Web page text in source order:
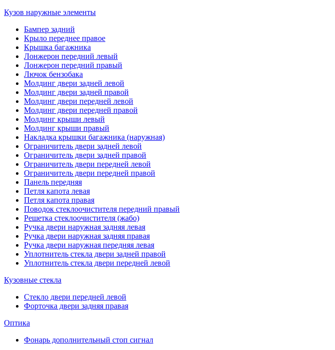
Кузов наружные элементы
Бампер задний
Крыло переднее правое
Крышка багажника
Лонжерон передний левый
Лонжерон передний правый
Лючок бензобака
Молдинг двери задней левой
Молдинг двери задней правой
Молдинг двери передней левой
Молдинг двери передней правой
Молдинг крыши левый
Молдинг крыши правый
Накладка крышки багажника (наружная)
Ограничитель двери задней левой
Ограничитель двери задней правой
Ограничитель двери передней левой
Ограничитель двери передней правой
Панель передняя
Петля капота левая
Петля капота правая
Поводок стеклоочистителя передний правый
Решетка стеклоочистителя (жабо)
Ручка двери наружная задняя левая
Ручка двери наружная задняя правая
Ручка двери наружная передняя левая
Уплотнитель стекла двери задней правой
Уплотнитель стекла двери передней левой
Кузовные стекла
Стекло двери передней левой
Форточка двери задняя правая
Оптика
Фонарь дополнительный стоп сигнал